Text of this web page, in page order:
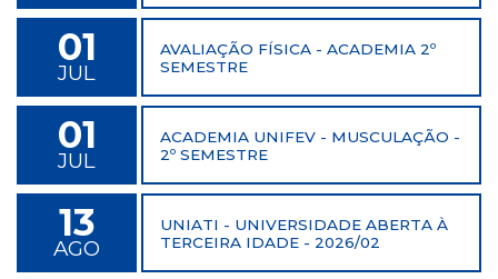
01
JUL
AVALIAÇÃO FÍSICA - ACADEMIA 2º
SEMESTRE
01
JUL
ACADEMIA UNIFEV - MUSCULAÇÃO -
2º SEMESTRE
13
AGO
UNIATI - UNIVERSIDADE ABERTA À
TERCEIRA IDADE - 2026/02